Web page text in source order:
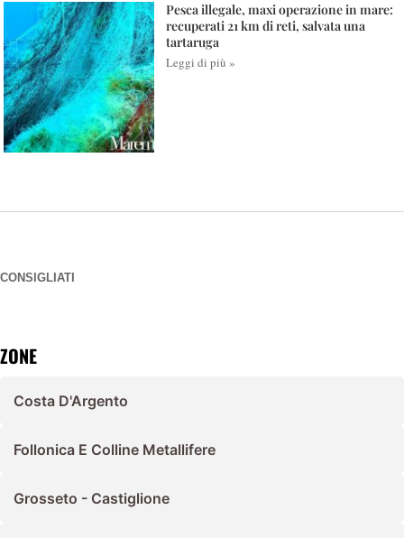
Pesca illegale, maxi operazione in mare:
recuperati 21 km di reti, salvata una
tartaruga
Leggi di più »
CONSIGLIATI
ZONE
Costa D'Argento
Follonica E Colline Metallifere
Grosseto - Castiglione